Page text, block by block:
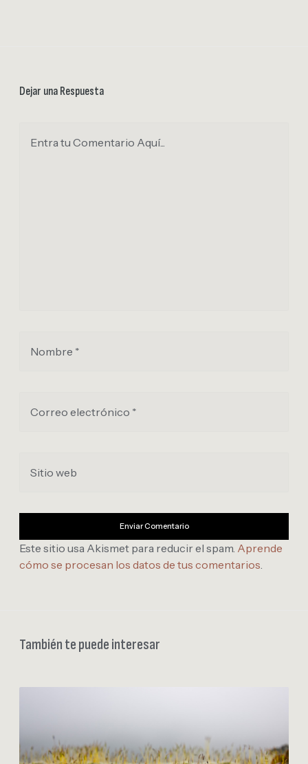
Dejar una Respuesta
Entra tu Comentario Aquí...
Nombre *
Correo electrónico *
Sitio web
Este sitio usa Akismet para reducir el spam. Aprende
cómo se procesan los datos de tus comentarios.
También te puede interesar
k
f